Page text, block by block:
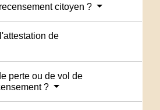
citoyen ?
de
perte ou de vol de
?